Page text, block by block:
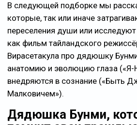
В следующей подборке мы
которые, так или иначе
переселения души или
как фильм тайландского
Вирасетакула про дядюшку
анатомию и эволюцию глаза («Я-
внедряются в сознание («Быть
Малковичем»).
Дядюшка Бунми,